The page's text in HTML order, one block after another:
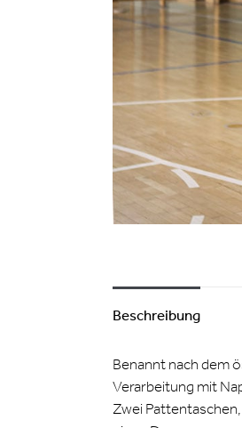
Beschreibung
Benannt nach dem
Verarbeitung mit
Zwei